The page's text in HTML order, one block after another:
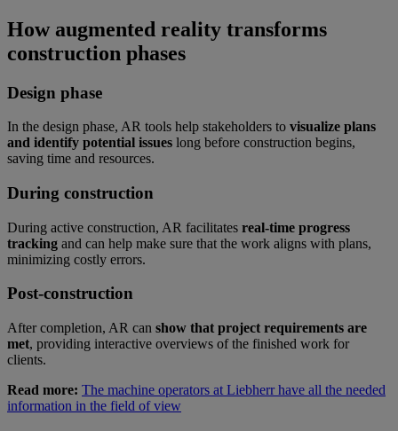
How augmented reality transforms
construction phases
Design phase
In the design phase, AR tools help stakeholders to visualize plans
and identify potential issues long before construction begins,
saving time and resources.
During construction
During active construction, AR facilitates real-time progress
tracking and can help make sure that the work aligns with plans,
minimizing costly errors.
Post-construction
After completion, AR can show that project requirements are
met, providing interactive overviews of the finished work for
clients.
Read more: The machine operators at Liebherr have all the needed
information in the field of view